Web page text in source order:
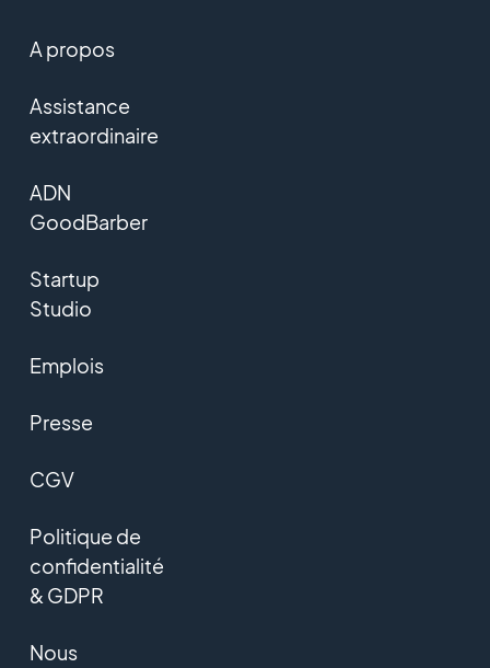
A propos
Assistance
extraordinaire
ADN
GoodBarber
Startup
Studio
Emplois
Presse
CGV
Politique de
confidentialité
& GDPR
Nous